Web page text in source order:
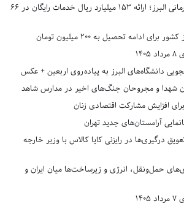
رکوردزنی در عدالت درمانی البرز؛ ارائه ۱۵۳ میلیارد ریال خدمات رایگان در ۶۶
ادامه تحصیل به ۲۰۰ میلیون تومان
دانشگاه‌های البرز به پیاده‌روی اربعین + عکس
شهدا و مجروحان جنگ‌های اخیر در مدارس شاهد
افزایش مشارکت اقتصادی زنان
آرامستان‌های جدید تهران
درگیری‌ها در رایزنی کایا کالاس با وزیر خارجه
حمل‌ونقل، انرژی و زیرساخت‌ها میان ایران و